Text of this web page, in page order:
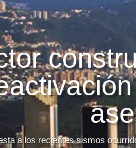
a los recientes sismos